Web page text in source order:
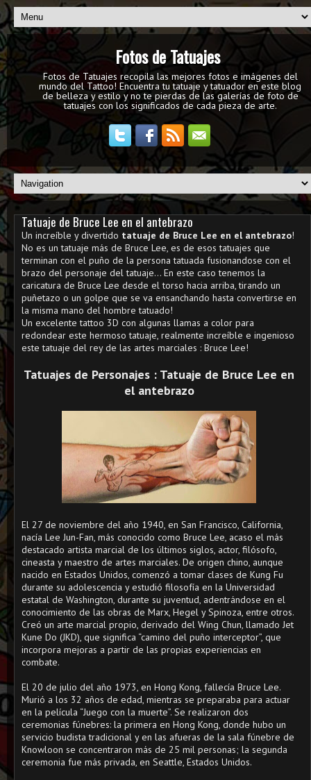
Fotos de Tatuajes
Fotos de Tatuajes recopila las mejores fotos e imágenes del
mundo del Tattoo! Encuentra tu tatuaje y tatuador en este blog
de belleza y estilo y no te pierdas de las galerías de foto de
tatuajes con los significados de cada pieza de arte.
Tatuaje de Bruce Lee en el antebrazo
Un increíble y divertido tatuaje de Bruce Lee en el antebrazo!
No es un tatuaje más de Bruce Lee, es de esos tatuajes que
terminan con el puño de la persona tatuada fusionandose con el
brazo del personaje del tatuaje... En este caso tenemos la
caricatura de Bruce Lee desde el torso hacia arriba, tirando un
puñetazo o un golpe que se va ensanchando hasta convertirse en
la misma mano del hombre tatuado!
Un excelente tattoo 3D con algunas llamas a color para
redondear este hermoso tatuaje, realmente increíble e ingenioso
este tatuaje del rey de las artes marciales : Bruce Lee!
Tatuajes de Personajes : Tatuaje de Bruce Lee en
el antebrazo
El 27 de noviembre del año 1940, en San Francisco, California,
nacía Lee Jun-Fan, más conocido como Bruce Lee, acaso el más
destacado artista marcial de los últimos siglos, actor, filósofo,
cineasta y maestro de artes marciales. De origen chino, aunque
nacido en Estados Unidos, comenzó a tomar clases de Kung Fu
durante su adolescencia y estudió filosofía en la Universidad
estatal de Washington, durante su juventud, adentrándose en el
conocimiento de las obras de Marx, Hegel y Spinoza, entre otros.
Creó un arte marcial propio, derivado del Wing Chun, llamado Jet
Kune Do (JKD), que significa “camino del puño interceptor”, que
incorpora mejoras a partir de las propias experiencias en
combate.
El 20 de julio del año 1973, en Hong Kong, fallecía Bruce Lee.
Murió a los 32 años de edad, mientras se preparaba para actuar
en la película “Juego con la muerte”. Se realizaron dos
ceremonias fúnebres: la primera en Hong Kong, donde hubo un
servicio budista tradicional y en las afueras de la sala fúnebre de
Knowloon se concentraron más de 25 mil personas; la segunda
ceremonia fue más privada, en Seattle, Estados Unidos.